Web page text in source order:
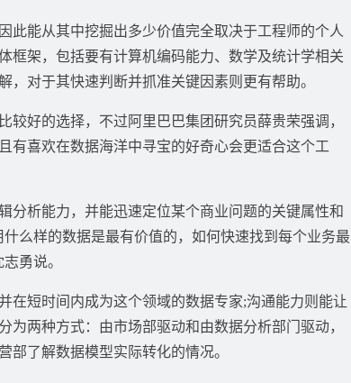
能从其中挖掘出多少价值完全取决于工程师的个人
框架，包括要有计算机编码能力、数学及统计学相关
对于其快速判断并抓准关键因素则更有帮助。
好的选择，不过阿里巴巴集团研究员薛贵荣强调，
有喜欢在数据海洋中寻宝的好奇心会更适合这个工
析能力，并能迅速定位某个商业问题的关键属性和
么样的数据是最有价值的，如何快速找到每个业务最
勇说。
短时间内成为这个领域的数据专家;沟通能力则能让
两种方式：由市场部驱动和由数据分析部门驱动，
部了解数据模型实际转化的情况。